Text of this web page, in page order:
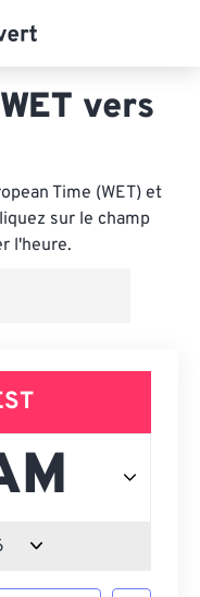
vers
Time (WET) et
sur le champ
l'heure.